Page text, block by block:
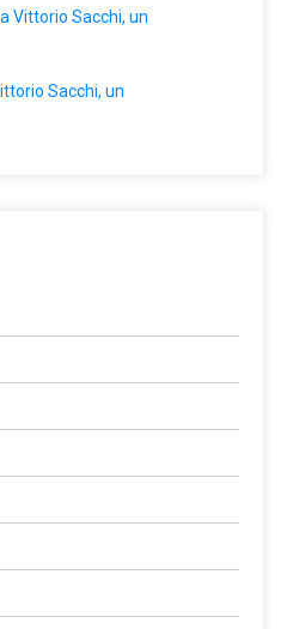
Vittorio Sacchi, un
Sacchi, un